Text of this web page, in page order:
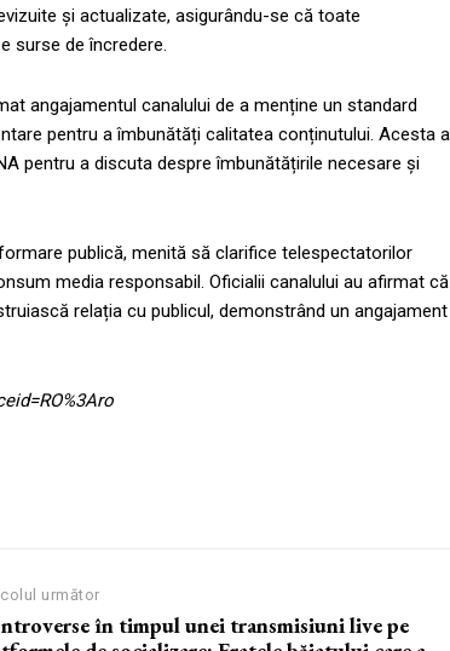
și actualizate, asigurându-se că toate
surse de încredere.
angajamentul canalului de a menține un standard
pentru a îmbunătăți calitatea conținutului. Acesta a
pentru a discuta despre îmbunătățirile necesare și
publică, menită să clarifice telespectatorilor
media responsabil. Oficialii canalului au afirmat că
relația cu publicul, demonstrând un angajament
următor
în timpul unei transmisiuni live pe